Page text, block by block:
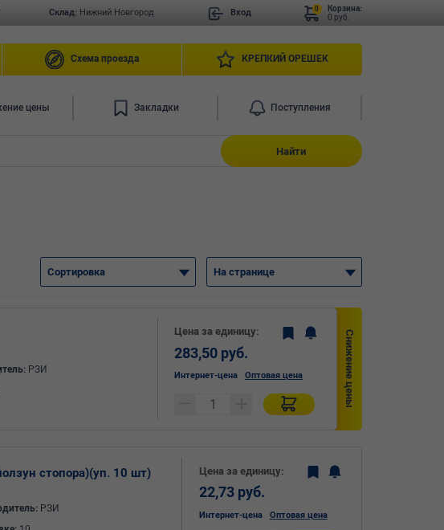
Склад: Нижний Новгород Вход
Корзина:
0 руб.
0
Схема проезда КРЕПКИЙ ОРЕШЕК
цены Закладки Поступления
Найти
Сортировка На странице
Снижение цены
РЗИ
Цена за единицу:
283,50 руб.
Интернет-цена Оптовая цена
стопора)(уп. 10 шт)
РЗИ
Цена за единицу:
22,73 руб.
Интернет-цена Оптовая цена